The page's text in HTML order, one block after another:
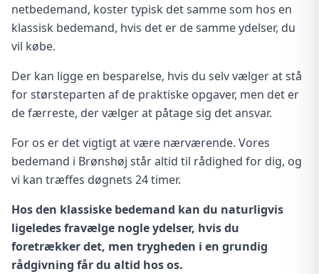
netbedemand, koster typisk det samme som hos en
klassisk bedemand, hvis det er de samme ydelser, du
vil købe.
Der kan ligge en besparelse, hvis du selv vælger at stå
for størsteparten af de praktiske opgaver, men det er
de færreste, der vælger at påtage sig det ansvar.
For os er det vigtigt at være nærværende. Vores
bedemand i Brønshøj står altid til rådighed for dig, og
vi kan træffes døgnets 24 timer.
Hos den klassiske bedemand kan du naturligvis
ligeledes fravælge nogle ydelser, hvis du
foretrækker det, men trygheden i en grundig
rådgivning får du altid hos os.